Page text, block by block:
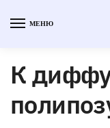
МЕНЮ
К